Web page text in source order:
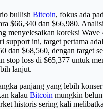
bullish Bitcoin, fokus ada
$66,340 dan $66,980.
menyelesaikan koreksi
support ini, target pertama
dan $68,560, dengan target
stop loss di $65,377 untuk
lanjut.
panjang yang lebih
kalau Bitcoin mungkin
historis sering kali